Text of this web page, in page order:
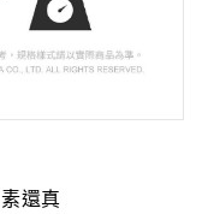
素還真